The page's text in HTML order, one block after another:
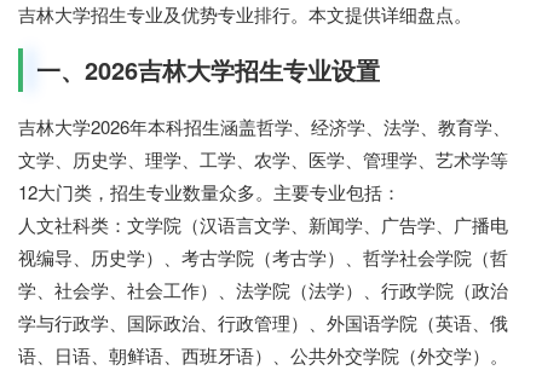
吉林大学招生专业及优势专业排行。本文提供详细盘点。
一、2026吉林大学招生专业设置
吉林大学2026年本科招生涵盖哲学、经济学、法学、教育学、
文学、历史学、理学、工学、农学、医学、管理学、艺术学等
12大门类，招生专业数量众多。主要专业包括：
人文社科类：文学院（汉语言文学、新闻学、广告学、广播电
视编导、历史学）、考古学院（考古学）、哲学社会学院（哲
学、社会学、社会工作）、法学院（法学）、行政学院（政治
学与行政学、国际政治、行政管理）、外国语学院（英语、俄
语、日语、朝鲜语、西班牙语）、公共外交学院（外交学）。